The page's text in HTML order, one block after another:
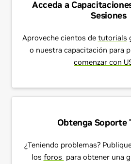
Acceda a
Sesiones
Aproveche cientos de tutorials
o nuestra capacitación para
comenzar con
Obtenga Soporte
¿Teniendo problemas?
los foros para obtener una